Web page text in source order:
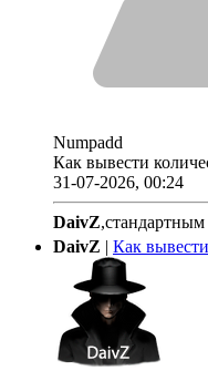
Numpadd
Как вывести
31-07-2026, 00:24
DaivZ
DaivZ | Как